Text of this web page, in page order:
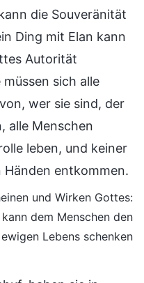
die Souveränität
Ding mit Elan kann
Autorität
sich alle
wer sie sind, der
alle Menschen
leben, und keiner
Händen entkommen.
und Wirken Gottes:
dem Menschen den
Lebens schenken